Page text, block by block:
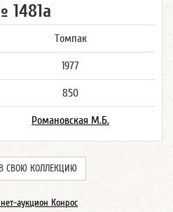
Томпак
1977
850
Романовская М.Б.
СВОЮ КОЛЛЕКЦИЮ
аукцион Конрос